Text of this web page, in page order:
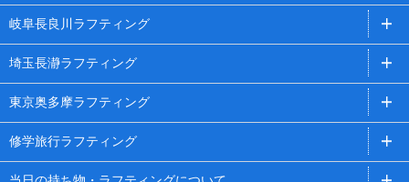
岐阜長良川ラフティング
埼玉長瀞ラフティング
東京奥多摩ラフティング
修学旅行ラフティング